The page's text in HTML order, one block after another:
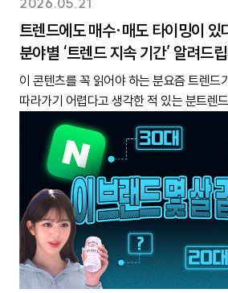
트렌드에도 매수·매도 타이밍이 있
분야별 ‘트렌드 지속 기간’ 알려드
이 콘텐츠를 꼭 읽어야 하는 분요즘 트렌드
따라가기 어렵다고 생각한 적 있는 분트렌
출시 전 해당 트렌드가 얼마나 지속될지 가
트렌드의 씨앗을 빠르게 발견하고 싶은 분출
(@dyoren2021)얼마 전 SNS에서 화제를
카페의 입간판 사진인데요. ‘요즘 핫한 OO
비워둔 겁니다. 최근에 유행이 너무 빠르
무엇을 판매하게 될지 모르겠다는 거죠. 이
공감을 사며 200만 회가 넘는 조회수를 기
5년 전에 비해 10분의 1수준으로 짧아졌다
하고 계실 겁니다. 우리나라 트렌드, 정말
2026.05.21